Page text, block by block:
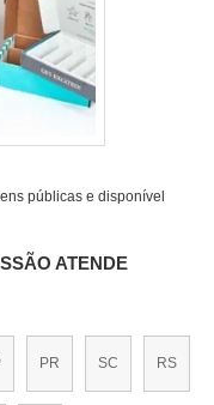
públicas e disponível
ATENDE
PR SC RS